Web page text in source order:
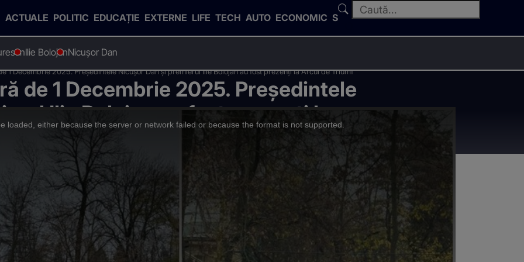
ACTUALE POLITIC EDUCAȚIE EXTERNE LIFE TECH AUTO ECONOMIC SPORT
Ilie BolojanNicușor Dan
1 Decembrie 2025. Preşedintele Nicuşor Dan și premierul Ilie Bolojan au fost prezenți la Arcul de Triumf
de 1 Decembrie 2025. Preşedintele
Ilie Bolojan au fost prezenți la
loaded, either because the server or network failed or because the format is not supported.